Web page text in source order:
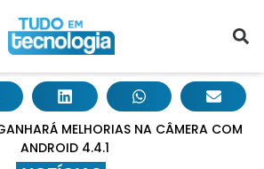
MELHORIAS NA CÂMERA COM
ANDROID 4.4.1